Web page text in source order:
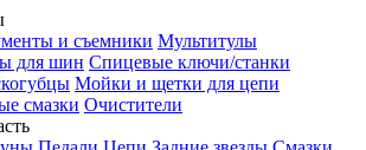
и съемники Мультитулы
для шин Спицевые ключи/станки
Мойки и щетки для цепи
смазки Очистители